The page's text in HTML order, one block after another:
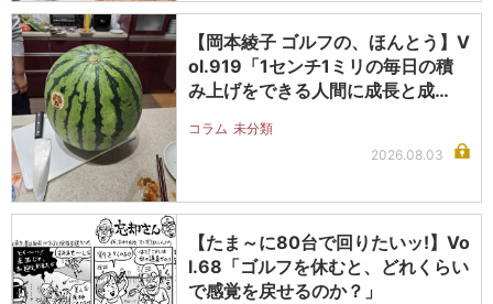
【岡本綾子 ゴルフの、ほんとう】V
ol.919「1センチ1ミリの毎日の積
み上げをできる人間に成長と成…
コラム 未分類
2026.08.03
【たま～に80台で回りたいッ!】Vo
l.68「ゴルフを休むと、どれくらい
で感覚を戻せるのか？」